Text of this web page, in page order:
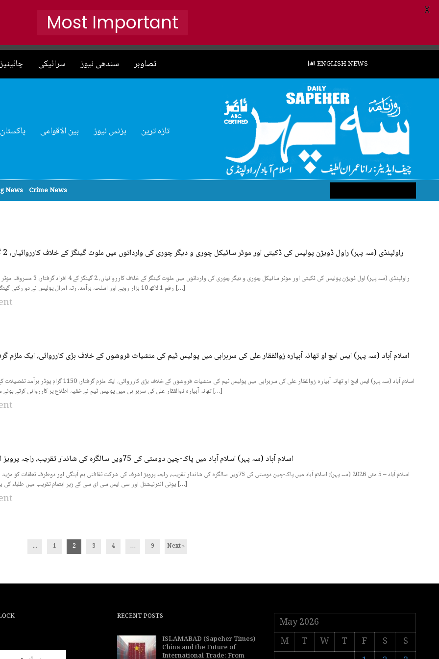
سرائیکی سندھی نیوز تصاوہر ENGLISH NEWS
پاکستان بین الاقوامی بزنس نیوز تازہ ترین
News Crime News
راولپنڈی (سہ پہر) اول ڈویژن پولیس کی ڈکیتی اور موٹر سائیکل چوری و
رقم 1 لاکھ 10 ہزار روپے اور اسلحہ برآمد، رتہ امرال پولیس نے دو رکنی گینگ کو گرفتار کرکے 02 […]
اسلام آباد (سہ پہر) ایس ایچ او تھانہ آبپارہ زوالفقار علی کی سربراہی میں پولیس ٹیم کی منشیات فروشوں کے
تھانہ آبپارہ ذوالفقار علی کی سربراہی میں پولیس ٹیم نے خفیہ اطلاع پر کارروائی کرتے ہوئے منشیات فروشی میں […]
اسلام آباد (سہ پہر) اسلام آباد میں پاک-چین دوستی کی 75ویں سالگرہ کی شاندار تقریب، راجہ پرویز اشرف کی شرکت
اسلام آباد – 5 مئی 2026 (سہ پہر): اسلام آباد میں پاک-چین دوستی کی 75ویں سالگرہ کی شاندار تقریب، راجہ پرویز اشرف کی شرکت ثقافتی ہم آہنگی اور دوطرفہ
یونی انٹرنیشنل اور سی ایس سی ای سی کے زیر اہتمام تقریب میں طلباء کی بھرپور شرکت 4 مئی […]
... 1 2 3 4 … 9 Next »
RECENT POSTS
ISLAMABAD (Sapeher Times)
China and the Future of
International Trade: From
May 2026
M
T W T F S
S
Most Important
X